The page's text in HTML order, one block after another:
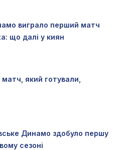
виграло перший матч
що далі у киян
який готували,
Динамо здобуло першу
сезоні